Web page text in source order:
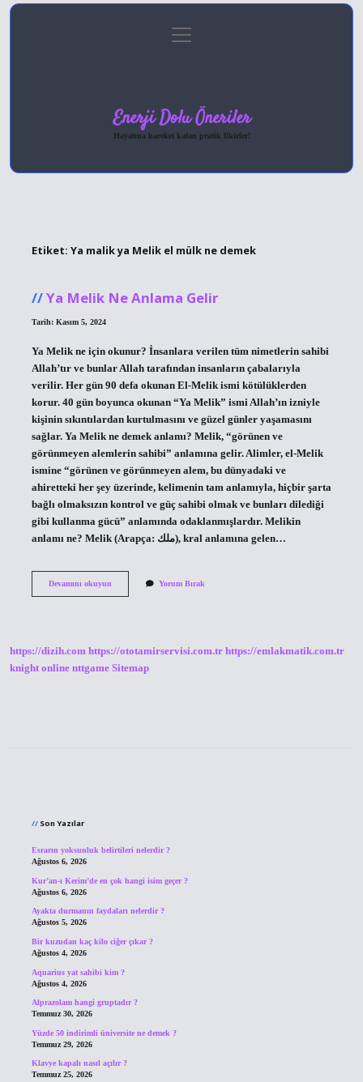
Gizlilik Politikası
menüyü
aç
Enerji Dolu Öneriler
Hayatına hareket katan pratik fikirler!
Etiket: Ya malik ya Melik el mülk ne demek
Ya Melik Ne Anlama Gelir
Tarih: Kasım 5, 2024
Ya Melik ne için okunur? İnsanlara verilen tüm nimetlerin sahibi
Allah’tır ve bunlar Allah tarafından insanların çabalarıyla
verilir. Her gün 90 defa okunan El-Melik ismi kötülüklerden
korur. 40 gün boyunca okunan “Ya Melik” ismi Allah’ın izniyle
kişinin sıkıntılardan kurtulmasını ve güzel günler yaşamasını
sağlar. Ya Melik ne demek anlamı? Melik, “görünen ve
görünmeyen alemlerin sahibi” anlamına gelir. Alimler, el-Melik
ismine “görünen ve görünmeyen alem, bu dünyadaki ve
ahiretteki her şey üzerinde, kelimenin tam anlamıyla, hiçbir şarta
bağlı olmaksızın kontrol ve güç sahibi olmak ve bunları dilediği
gibi kullanma gücü” anlamında odaklanmışlardır. Melikin
anlamı ne? Melik (Arapça: ملك), kral anlamına gelen…
Devamını okuyunYa
Yorum Bırak
https://dizih.com https://ototamirservisi.com.tr https://emlakmatik.com.tr
knight online nttgame Sitemap
Son Yazılar
Esrarın yoksunluk belirtileri nelerdir ?
Ağustos 6, 2026
Kur’an-ı Kerim’de en çok hangi isim geçer ?
Ağustos 6, 2026
Ayakta durmanın faydaları nelerdir ?
Ağustos 5, 2026
Bir kuzudan kaç kilo ciğer çıkar ?
Ağustos 4, 2026
Aquarius yat sahibi kim ?
Ağustos 4, 2026
Alprazolam hangi gruptadır ?
Temmuz 30, 2026
Yüzde 50 indirimli üniversite ne demek ?
Temmuz 29, 2026
Klavye kapalı nasıl açılır ?
Temmuz 25, 2026